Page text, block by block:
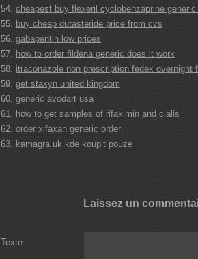
cheapest buy flexeril cyclobenzaprine generic
buy cheap dutasteride price from cvs
gabapentin low prices
how to order fildena generic does it work
itraconazole non prescription fedex overnight
get staxyn united kingdom
generic avodart usa
how to get samples of rifaximin and cialis
order xifaxan generic order
kamagra uk kde koupit pouze
Laissez un
Texte